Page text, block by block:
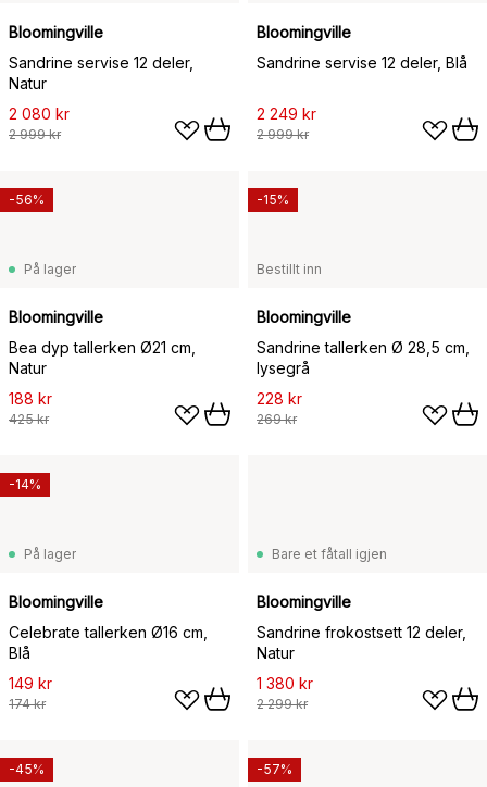
Bloomingville
Sandrine servise 12 deler,
Natur
2 080 kr
2 999 kr
Bloomingville
Sandrine servise 12 deler, Blå
2 249 kr
2 999 kr
På lager
Bloomingville
Bea dyp tallerken Ø21 cm,
Natur
188 kr
425 kr
-56%
Bestillt inn
Bloomingville
Sandrine tallerken Ø 28,5 cm,
lysegrå
228 kr
269 kr
-15%
På lager
Bloomingville
Celebrate tallerken Ø16 cm,
Blå
149 kr
174 kr
-14%
Bare et fåtall igjen
Bloomingville
Sandrine frokostsett 12 deler,
Natur
1 380 kr
2 299 kr
-45% -57%